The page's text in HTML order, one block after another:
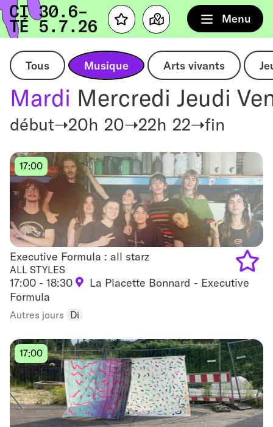
Tous
Musique Arts vivants
Mardi Mercredi Jeudi
début➝20h 20➝22h 22➝fin
Executive Formula : all starz
Executive Formula : all starz
ALL STYLES
17:00 - 18:30
La Placette Bonnard - Executive
Formula
17:00
Autres jours Di
Add
17:00